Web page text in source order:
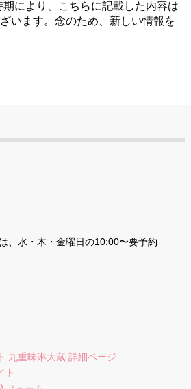
により、こちらに記載した内容は
います。念のため、新しい情報を
、水・木・金曜日の10:00〜要予約
九重味淋大蔵 詳細ページ
ト